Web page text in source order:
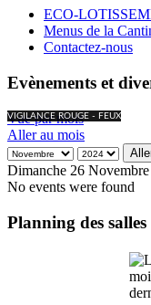
ECO-
Menus de la
Contactez-nous
Evènements et
VIGILANCE ROUGE - FEUX
Vue par mois
Aller au mois
Dimanche 26
No events were found
Planning des salles